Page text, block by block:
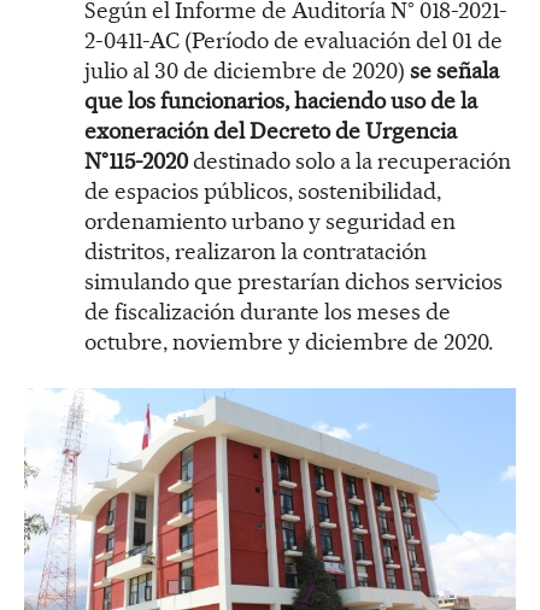
Según el Informe de Auditoría N° 018-2021-
2-0411-AC (Período de evaluación del 01 de
julio al 30 de diciembre de 2020) se señala
que los funcionarios, haciendo uso de la
exoneración del Decreto de Urgencia
N°115-2020destinado solo a la recuperación
de espacios públicos, sostenibilidad,
ordenamiento urbano y seguridad en
distritos, realizaron la contratación
simulando que prestarían dichos servicios
de fiscalización durante los meses de
octubre, noviembre y diciembre de 2020.